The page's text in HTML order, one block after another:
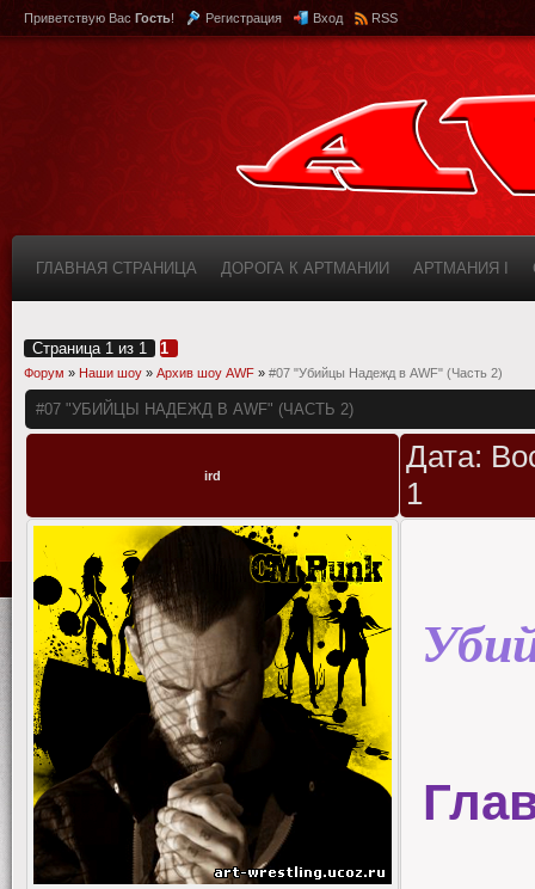
Приветствую Вас Гость! Регистрация Вход RSS
ГЛАВНАЯ СТРАНИЦА ДОРОГА К АРТМАНИИ АРТМАНИЯ I
Страница 1 из 1 1
Форум » Наши шоу » Архив шоу AWF » #07 "Убийцы Надежд в AWF" (Часть 2)
#07 "УБИЙЦЫ НАДЕЖД В AWF" (ЧАСТЬ 2)
ird
Дата:
1